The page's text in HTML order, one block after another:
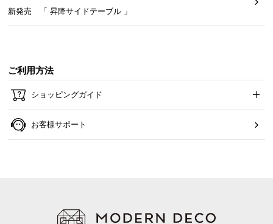
新発売 「 昇降サイドテーブル 」
ご利用方法
ショッピングガイド
お客様サポート